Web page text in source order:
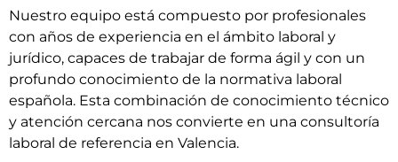
Nuestro equipo está compuesto por profesionales
con años de experiencia en el ámbito laboral y
jurídico, capaces de trabajar de forma ágil y con un
profundo conocimiento de la normativa laboral
española. Esta combinación de conocimiento técnico
y atención cercana nos convierte en una consultoría
laboral de referencia en Valencia.